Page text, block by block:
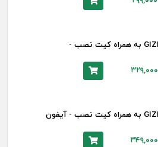
محافظ صفحه نمایش GIZMO به همراه کیت نصب -
۳۲۹,۰۰۰
محافظ صفحه نمایش GIZMO به همراه کیت نصب - آیفون
۳۴۹,۰۰۰